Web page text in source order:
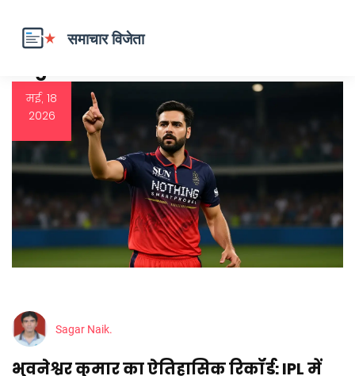
Tag: IPL 2026
मई, 18
2026
Sagar Naik.
भुवनेश्वर कुमार का ऐतिहासिक रिकॉर्ड: IPL में